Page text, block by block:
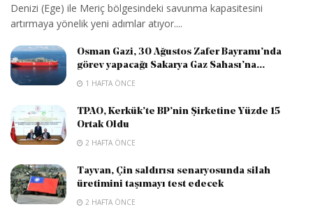
Denizi (Ege) ile Meriç bölgesindeki savunma kapasitesini
artırmaya yönelik yeni adımlar atıyor....
Osman Gazi, 30 Ağustos Zafer Bayramı’nda
görev yapacağı Sakarya Gaz Sahası’na...
1 HAFTA ÖNCE
TPAO, Kerkük’te BP’nin Şirketine Yüzde 15
Ortak Oldu
2 HAFTA ÖNCE
Tayvan, Çin saldırısı senaryosunda silah
üretimini taşımayı test edecek
2 HAFTA ÖNCE